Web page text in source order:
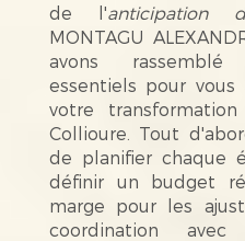
de l'anticipation
MONTAGU
avons rassemblé
essentiels pour
votre
Collioure. Tout
de planifier chaque
définir un budget
marge pour les
coordination avec